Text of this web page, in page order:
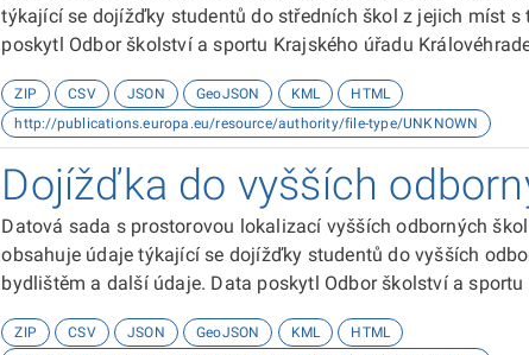
týkající se dojížďky studentů do středních škol z jejich míst
poskytl Odbor školství a sportu Krajského úřadu
ZIP CSV JSON GeoJSON KML
HTML
http://publications.europa.eu/resource/authority/file-type/UNKNOWN
Dojížďka do vyšších
Datová sada s prostorovou lokalizací vyšších odborných
obsahuje údaje týkající se dojížďky studentů do vyšších
bydlištěm a další údaje. Data poskytl Odbor školství a
ZIP CSV JSON GeoJSON KML
HTML